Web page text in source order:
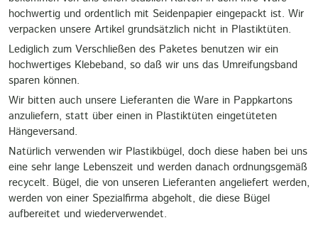
hochwertig und ordentlich mit Seidenpapier eingepackt ist. Wir
verpacken unsere Artikel grundsätzlich nicht in Plastiktüten.
Lediglich zum Verschließen des Paketes benutzen wir ein
hochwertiges Klebeband, so daß wir uns das Umreifungsband
sparen können.
Wir bitten auch unsere Lieferanten die Ware in Pappkartons
anzuliefern, statt über einen in Plastiktüten eingetüteten
Hängeversand.
Natürlich verwenden wir Plastikbügel, doch diese haben bei uns
eine sehr lange Lebenszeit und werden danach ordnungsgemäß
recycelt. Bügel, die von unseren Lieferanten angeliefert werden,
werden von einer Spezialfirma abgeholt, die diese Bügel
aufbereitet und wiederverwendet.